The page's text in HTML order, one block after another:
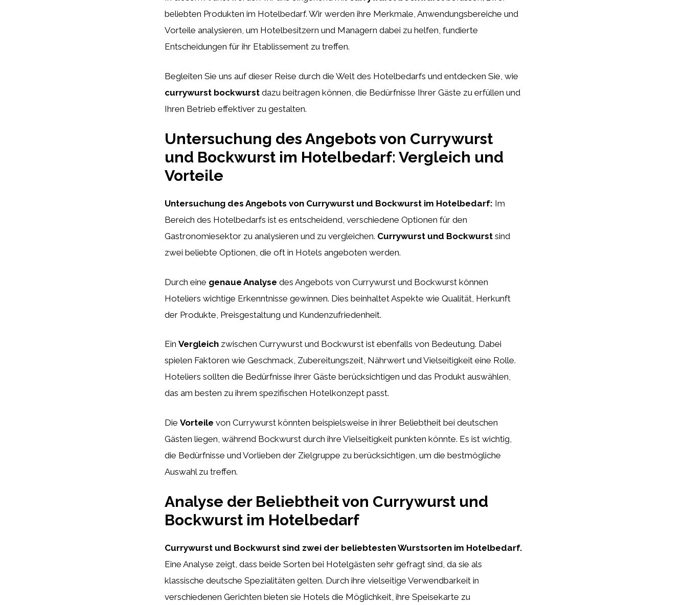
beliebten Produkten im Hotelbedarf. Wir werden ihre Merkmale, Anwendungsbereiche und
Vorteile analysieren, um Hotelbesitzern und Managern dabei zu helfen, fundierte
Entscheidungen für ihr Etablissement zu treffen.
Begleiten Sie uns auf dieser Reise durch die Welt des Hotelbedarfs und entdecken Sie, wie
currywurst bockwurst dazu beitragen können, die Bedürfnisse Ihrer Gäste zu erfüllen und
Ihren Betrieb effektiver zu gestalten.
Untersuchung des Angebots von Currywurst
und Bockwurst im Hotelbedarf: Vergleich und
Vorteile
Untersuchung des Angebots von Currywurst und Bockwurst im Hotelbedarf: Im
Bereich des Hotelbedarfs ist es entscheidend, verschiedene Optionen für den
Gastronomiesektor zu analysieren und zu vergleichen. Currywurst und Bockwurst sind
zwei beliebte Optionen, die oft in Hotels angeboten werden.
Durch eine genaue Analyse des Angebots von Currywurst und Bockwurst können
Hoteliers wichtige Erkenntnisse gewinnen. Dies beinhaltet Aspekte wie Qualität, Herkunft
der Produkte, Preisgestaltung und Kundenzufriedenheit.
Ein Vergleich zwischen Currywurst und Bockwurst ist ebenfalls von Bedeutung. Dabei
spielen Faktoren wie Geschmack, Zubereitungszeit, Nährwert und Vielseitigkeit eine Rolle.
Hoteliers sollten die Bedürfnisse ihrer Gäste berücksichtigen und das Produkt auswählen,
das am besten zu ihrem spezifischen Hotelkonzept passt.
Die Vorteile von Currywurst könnten beispielsweise in ihrer Beliebtheit bei deutschen
Gästen liegen, während Bockwurst durch ihre Vielseitigkeit punkten könnte. Es ist wichtig,
die Bedürfnisse und Vorlieben der Zielgruppe zu berücksichtigen, um die bestmögliche
Auswahl zu treffen.
Analyse der Beliebtheit von Currywurst und
Bockwurst im Hotelbedarf
Currywurst und Bockwurst sind zwei der beliebtesten Wurstsorten im Hotelbedarf.
Eine Analyse zeigt, dass beide Sorten bei Hotelgästen sehr gefragt sind, da sie als
klassische deutsche Spezialitäten gelten. Durch ihre vielseitige Verwendbarkeit in
verschiedenen Gerichten bieten sie Hotels die Möglichkeit, ihre Speisekarte zu